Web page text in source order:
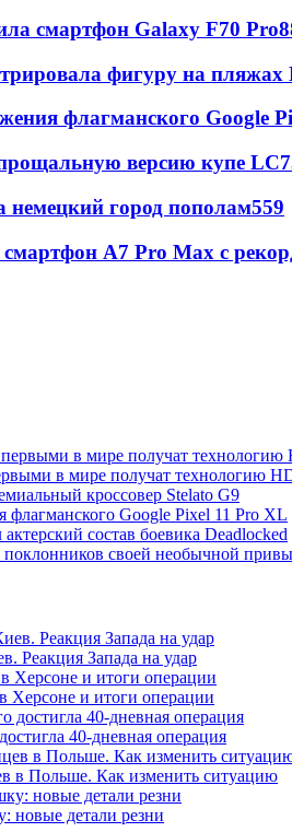
смартфон Galaxy F70 Pro
фигуру на пляжах
флагманского Google
версию купе LC
немецкий город пополам559
смартфон A7 Pro Max с
в мире получат технологию
кроссовер Stelato G9
флагманского Google Pixel 11 Pro XL
состав боевика Deadlocked
поклонников своей необычной
Реакция Запада на удар
Херсоне и итоги операции
40-дневная операция
в Польше. Как изменить ситуацию
новые детали резни